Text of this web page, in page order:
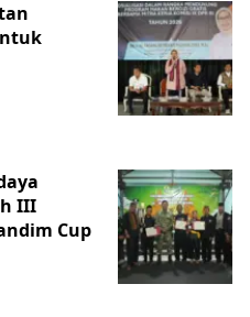
III
Cup